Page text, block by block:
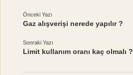
Önceki Yazı
Gaz alışverişi nerede yapılır ?
Sonraki Yazı
Limit kullanım oranı kaç olmalı ?